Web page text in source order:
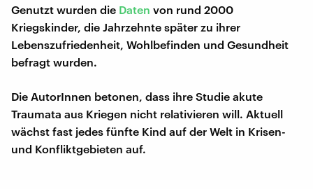
Genutzt wurden die Daten von rund 2000
Kriegskinder, die Jahrzehnte später zu ihrer
Lebenszufriedenheit, Wohlbefinden und Gesundheit
befragt wurden.
Die AutorInnen betonen, dass ihre Studie akute
Traumata aus Kriegen nicht relativieren will. Aktuell
wächst fast jedes fünfte Kind auf der Welt in Krisen-
und Konfliktgebieten auf.